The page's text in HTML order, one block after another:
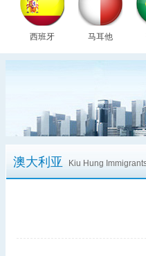
西班牙 马耳他
澳大利亚 Kiu Hung